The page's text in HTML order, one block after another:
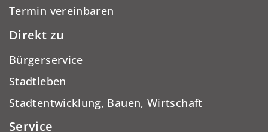
Termin vereinbaren
Direkt zu
Bürgerservice
Stadtleben
Stadtentwicklung, Bauen, Wirtschaft
Service